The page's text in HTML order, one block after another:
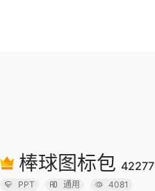
棒球图标包 42277
PPT 通用 4081